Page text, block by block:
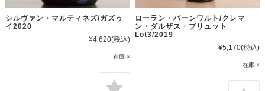
シルヴァン・マルティネズ/ガズゥ
イ2020
¥4,620(税込)
在庫 ×
ローラン・バーンワルト/クレマ
ン・ダルザス・ブリュット
Lot3/2019
¥5,170(税込)
在庫 ×